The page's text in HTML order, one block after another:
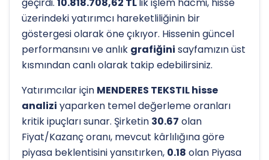
üzerindeki yatırımcı hareketliliğinin bir
göstergesi olarak öne çıkıyor. Hissenin güncel
performansını ve anlık grafiğini sayfamızın üst
kısmından canlı olarak takip edebilirsiniz.
Yatırımcılar için MENDERES TEKSTIL hisse
analizi yaparken temel değerleme oranları
kritik ipuçları sunar. Şirketin 30.67 olan
Fiyat/Kazanç oranı, mevcut kârlılığına göre
piyasa beklentisini yansıtırken, 0.18 olan Piyasa